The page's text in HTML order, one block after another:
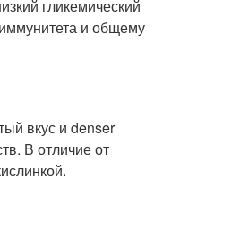
гликемический
и общему
вкус и denser
В отличие от